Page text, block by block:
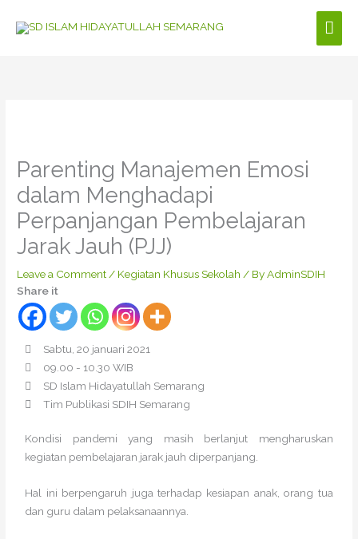
Parenting Manajemen Emosi
dalam Menghadapi
Perpanjangan Pembelajaran
Jarak Jauh (PJJ)
Leave a Comment / Kegiatan Khusus Sekolah / ByAdminSDIH
Share it
Sabtu, 20 januari 2021
09.00 - 10.30 WIB
SD Islam Hidayatullah Semarang
Tim Publikasi SDIH Semarang
Kondisi pandemi yang masih berlanjut mengharuskan
kegiatan pembelajaran jarak jauh diperpanjang.
Hal ini berpengaruh juga terhadap kesiapan anak, orang tua
dan guru dalam pelaksanaannya.